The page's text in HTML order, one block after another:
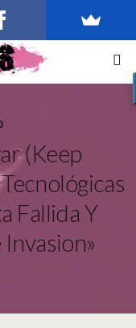
(Keep
Fallida Y